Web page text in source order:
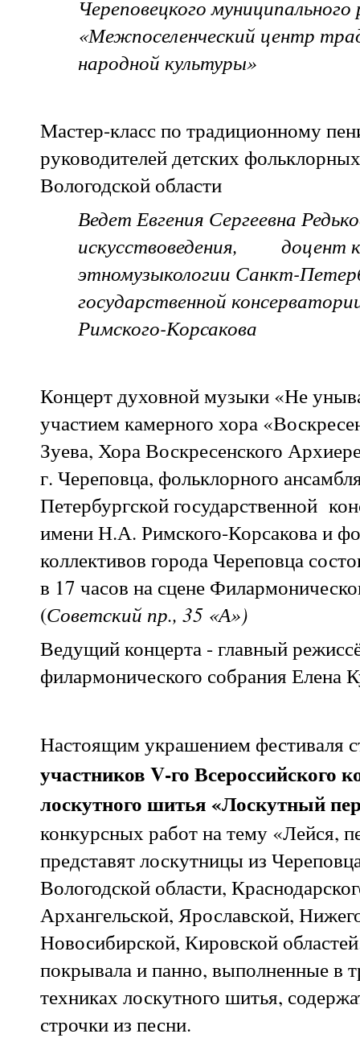
Череповецкого муниципального
«Межпоселенческий центр
народной культуры»
Мастер-класс по традиционному
руководителей детских
Вологодской области
Ведет Евгения Сергеевна
искусствоведения, доцент
этномузыкологии Санкт-
государственной
Римского-Корсакова
Концерт духовной музыки «Не
участием камерного хора
Зуева, Хора Воскресенского
г. Череповца, фольклорного
Петербургской государственной
имени Н.А. Римского-Корсакова и
коллективов города Череповца
в 17 часов на сцене
(Советский пр., 35 «А»)
Ведущий концерта - главный
филармонического собрания Елена
Настоящим украшением фестиваля
участниковV-го Всероссийского
лоскутного шитья «Лоскутный
конкурсных работ на тему «Лейся,
представят лоскутницы из
Вологодской области,
Архангельской, Ярославской,
Новосибирской, Кировской
покрывала и панно, выполненные в
техниках лоскутного шитья,
строчки из песни.